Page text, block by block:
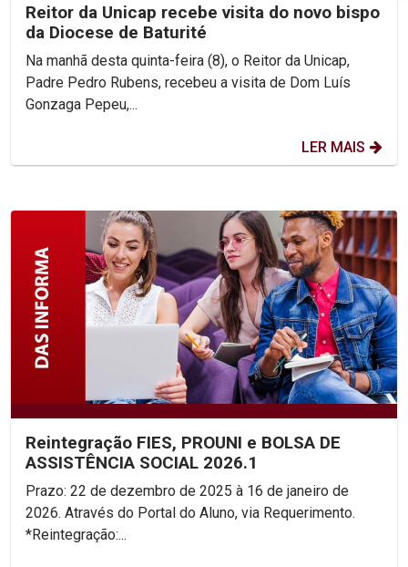
Reitor da Unicap recebe visita do novo bispo
da Diocese de Baturité
Na manhã desta quinta-feira (8), o Reitor da Unicap,
Padre Pedro Rubens, recebeu a visita de Dom Luís
Gonzaga Pepeu,...
LER MAIS
Reintegração FIES, PROUNI e BOLSA DE
ASSISTÊNCIA SOCIAL 2026.1
Prazo: 22 de dezembro de 2025 à 16 de janeiro de
2026. Através do Portal do Aluno, via Requerimento.
*Reintegração:...